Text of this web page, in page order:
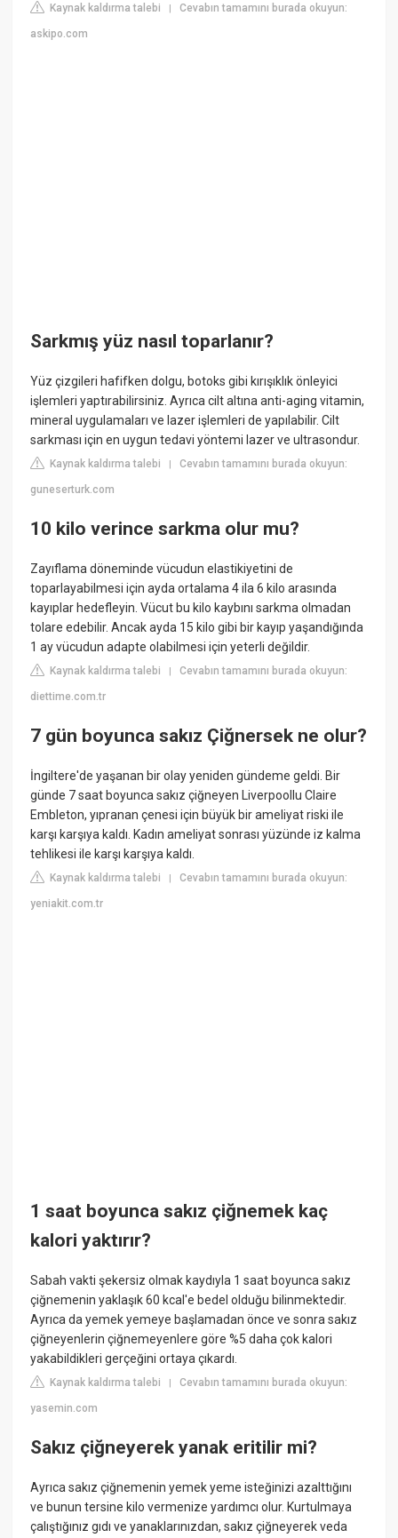
Kaynak kaldırma talebi |Cevabın tamamını burada okuyun:
askipo.com
Sarkmış yüz nasıl toparlanır?
Yüz çizgileri hafifken dolgu, botoks gibi kırışıklık önleyici
işlemleri yaptırabilirsiniz. Ayrıca cilt altına anti-aging vitamin,
mineral uygulamaları ve lazer işlemleri de yapılabilir. Cilt
sarkması için en uygun tedavi yöntemi lazer ve ultrasondur.
Kaynak kaldırma talebi |Cevabın tamamını burada okuyun:
guneserturk.com
10 kilo verince sarkma olur mu?
Zayıflama döneminde vücudun elastikiyetini de
toparlayabilmesi için ayda ortalama 4 ila 6 kilo arasında
kayıplar hedefleyin. Vücut bu kilo kaybını sarkma olmadan
tolare edebilir. Ancak ayda 15 kilo gibi bir kayıp yaşandığında
1 ay vücudun adapte olabilmesi için yeterli değildir.
Kaynak kaldırma talebi |Cevabın tamamını burada okuyun:
diettime.com.tr
7 gün boyunca sakız Çiğnersek ne olur?
İngiltere'de yaşanan bir olay yeniden gündeme geldi. Bir
günde 7 saat boyunca sakız çiğneyen Liverpoollu Claire
Embleton, yıpranan çenesi için büyük bir ameliyat riski ile
karşı karşıya kaldı. Kadın ameliyat sonrası yüzünde iz kalma
tehlikesi ile karşı karşıya kaldı.
Kaynak kaldırma talebi |Cevabın tamamını burada okuyun:
yeniakit.com.tr
1 saat boyunca sakız çiğnemek kaç
kalori yaktırır?
Sabah vakti şekersiz olmak kaydıyla 1 saat boyunca sakız
çiğnemenin yaklaşık 60 kcal'e bedel olduğu bilinmektedir.
Ayrıca da yemek yemeye başlamadan önce ve sonra sakız
çiğneyenlerin çiğnemeyenlere göre %5 daha çok kalori
yakabildikleri gerçeğini ortaya çıkardı.
Kaynak kaldırma talebi |Cevabın tamamını burada okuyun:
yasemin.com
Sakız çiğneyerek yanak eritilir mi?
Ayrıca sakız çiğnemenin yemek yeme isteğinizi azalttığını
ve bunun tersine kilo vermenize yardımcı olur. Kurtulmaya
çalıştığınız gıdı ve yanaklarınızdan, sakız çiğneyerek veda